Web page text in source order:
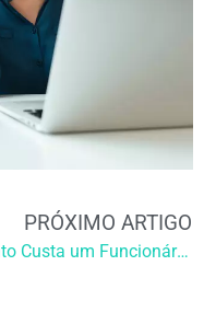
PRÓXIMO ARTIGO
Quanto Custa um Funcionário Parado?